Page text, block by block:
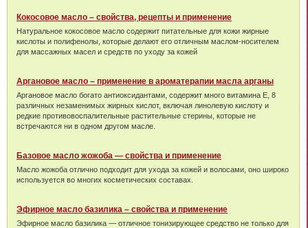
Кокосовое масло – свойства, рецепты и применение
Натуральное кокосовое масло содержит питательные для кожи жирные
кислоты и полифенолы, которые делают его отличным маслом-носителем
для массажных масел и средств по уходу за кожей
Аргановое масло – применение в ароматерапии масла арганы
Аргановое масло богато антиоксидантами, содержит много витамина Е, 8
различных незаменимых жирных кислот, включая линолевую кислоту и
редкие противовоспалительные растительные стерины, которые не
встречаются ни в одном другом масле.
Базовое масло жожоба — свойства и применение
Масло жожоба отлично подходит для ухода за кожей и волосами, оно широко
используется во многих косметических составах.
Эфирное масло базилика – свойства и применение
Эфирное масло базилика — отличное тонизирующее средство не только для